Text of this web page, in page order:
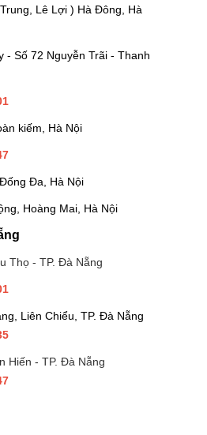
Lê Lợi ) Hà Đông, Hà
- Số 72 Nguyễn Trãi - Thanh
kiếm, Hà Nội
Đa, Hà Nội
Hoàng Mai, Hà Nội
Thọ - TP. Đà Nẵng
Liên Chiểu, TP. Đà Nẵng
Hiến - TP. Đà Nẵng